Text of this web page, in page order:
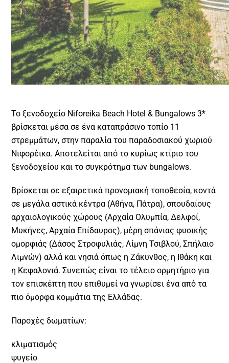
Το ξενοδοχείο Niforeika Beach Hotel & Bungalows 3*
βρίσκεται μέσα σε ένα καταπράσινο τοπίο 11
στρεμμάτων, στην παραλία του παραδοσιακού χωριού
Νιφορέικα. Αποτελείται από το κυρίως κτίριο του
ξενοδοχείου και το συγκρότημα των bungalows.
Bρίσκεται σε εξαιρετικά προνομιακή τοποθεσία, κοντά
σε μεγάλα αστικά κέντρα (Αθήνα, Πάτρα), σπουδαίους
αρχαιολογικούς χώρους (Αρχαία Ολυμπία, Δελφοί,
Μυκήνες, Αρχαία Επίδαυρος), μέρη σπάνιας φυσικής
ομορφιάς (Δάσος Στροφυλιάς, Λίμνη Τσιβλού, Σπήλαιο
Λιμνών) αλλά και νησιά όπως η Ζάκυνθος, η Ιθάκη και
η Κεφαλονιά. Συνεπώς είναι το τέλειο ορμητήριο για
τον επισκέπτη που επιθυμεί να γνωρίσει ένα από τα
πιο όμορφα κομμάτια της Ελλάδας.
Παροχές δωματίων:
κλιματισμός
ψυγείο